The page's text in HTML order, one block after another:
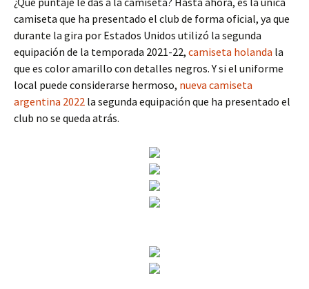
camiseta que ha presentado el club de forma oficial, ya que
durante la gira por Estados Unidos utilizó la segunda
equipación de la temporada 2021-22, camiseta holanda la
que es color amarillo con detalles negros. Y si el uniforme
local puede considerarse hermoso, nueva camiseta
argentina 2022 la segunda equipación que ha presentado el
club no se queda atrás.